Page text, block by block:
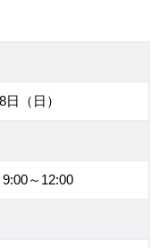
（日）
～12:00